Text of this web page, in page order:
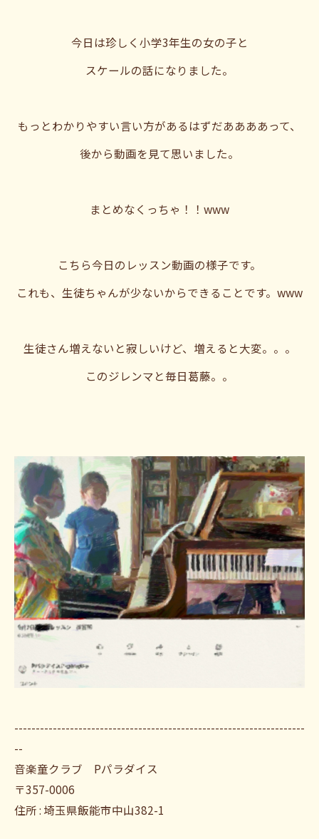
今日は珍しく小学3年生の女の子と
スケールの話になりました。
もっとわかりやすい言い方があるはずだああああって、
後から動画を見て思いました。
まとめなくっちゃ！！www
こちら今日のレッスン動画の様子です。
これも、生徒ちゃんが少ないからできることです。www
生徒さん増えないと寂しいけど、増えると大変。。。
このジレンマと毎日葛藤。。
--------------------------------------------------------------------
--
音楽童クラブ Pパラダイス
〒357-0006
住所 : 埼玉県飯能市中山382-1